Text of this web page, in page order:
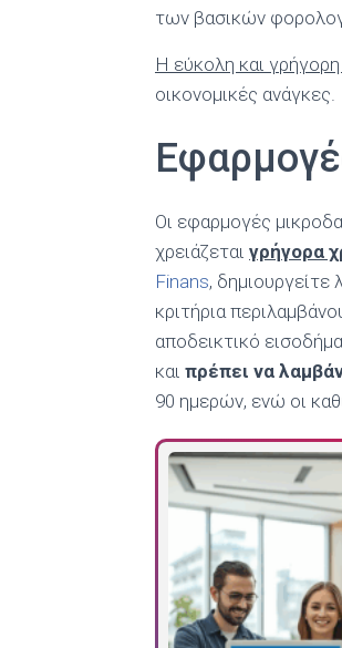
των βασικών
Η εύκολη και
οικονομικές ανάγκες.
Οι εφαρμογές
χρειάζεται γρήγορα
Finans,
κριτήρια
αποδεικτικό
και πρέπει να
90 ημερών, ενώ οι